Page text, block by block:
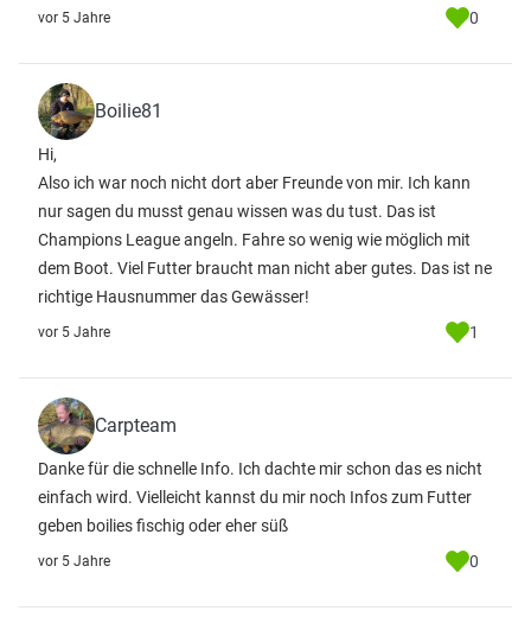
vor 5 Jahre 0
Boilie81
Hi,
Also ich war noch nicht dort aber Freunde von mir. Ich kann
nur sagen du musst genau wissen was du tust. Das ist
Champions League angeln. Fahre so wenig wie möglich mit
dem Boot. Viel Futter braucht man nicht aber gutes. Das ist ne
richtige Hausnummer das Gewässer!
vor 5 Jahre 1
Carpteam
Danke für die schnelle Info. Ich dachte mir schon das es nicht
einfach wird. Vielleicht kannst du mir noch Infos zum Futter
geben boilies fischig oder eher süß
vor 5 Jahre 0